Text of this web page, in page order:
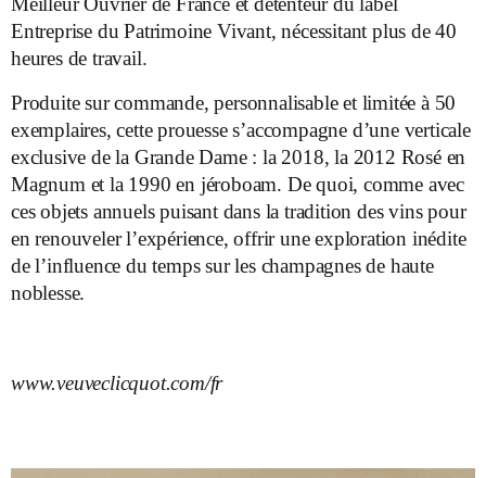
Entreprise du Patrimoine Vivant, nécessitant plus de 40
heures de travail.
Produite sur commande, personnalisable et limitée à 50
exemplaires, cette prouesse s’accompagne d’une verticale
exclusive de la Grande Dame : la 2018, la 2012 Rosé en
Magnum et la 1990 en jéroboam. De quoi, comme avec
ces objets annuels puisant dans la tradition des vins pour
en renouveler l’expérience, offrir une exploration inédite
de l’influence du temps sur les champagnes de haute
noblesse.
www.veuveclicquot.com/fr